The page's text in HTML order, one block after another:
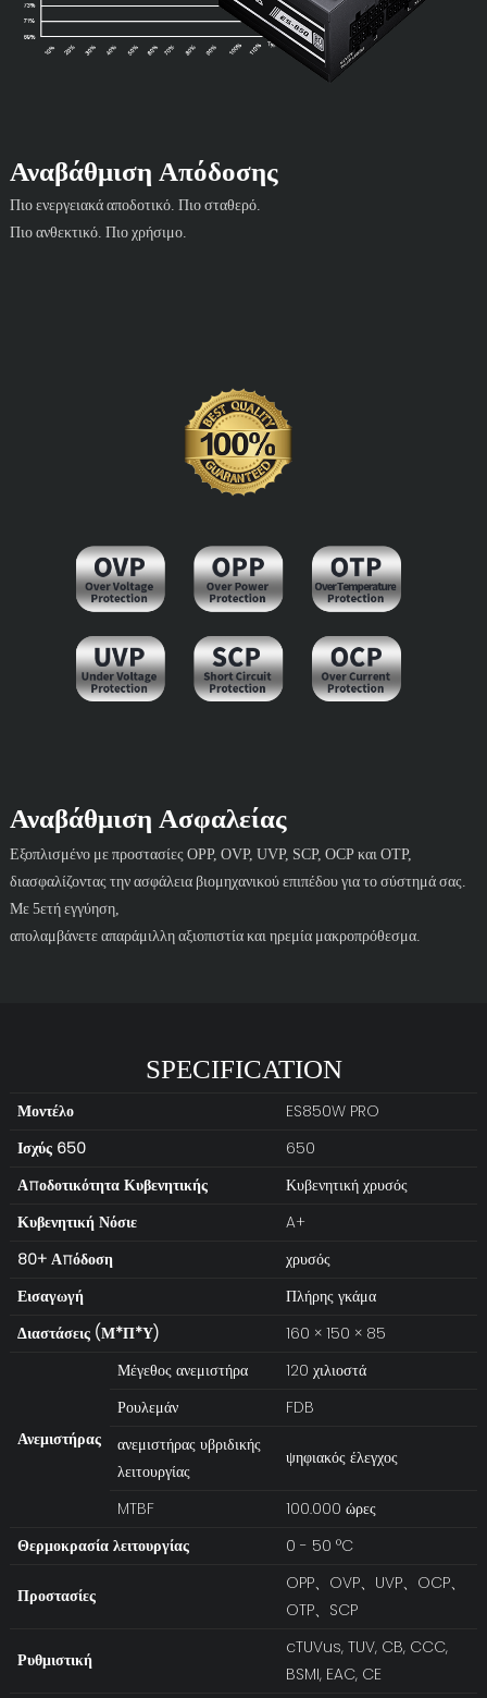
Αναβάθμιση Απόδοσης
Πιο ενεργειακά αποδοτικό. Πιο σταθερό.
Πιο ανθεκτικό. Πιο χρήσιμο.
Αναβάθμιση Ασφαλείας
Εξοπλισμένο με προστασίες OPP, OVP, UVP, SCP, OCP και OTP,
διασφαλίζοντας την ασφάλεια βιομηχανικού επιπέδου για το σύστημά σας.
Με 5ετή εγγύηση,
απολαμβάνετε απαράμιλλη αξιοπιστία και ηρεμία μακροπρόθεσμα.
SPECIFICATION
Μοντέλο
ES850W PRO
Ισχύς 650
650
Αποδοτικότητα Κυβενητικής
Κυβενητική χρυσός
Κυβενητική Νόσιε
A+
80+ Απόδοση
χρυσός
Εισαγωγή
Πλήρης γκάμα
Διαστάσεις (Μ*Π*Υ)
160 × 150 × 85
Ανεμιστήρας
Μέγεθος ανεμιστήρα
120 χιλιοστά
Ρουλεμάν
FDB
ανεμιστήρας υβριδικής
λειτουργίας
ψηφιακός έλεγχος
MTBF
100.000 ώρες
Θερμοκρασία λειτουργίας
0 - 50 °C
Προστασίες
OPP、OVP、UVP、OCP、
OTP、SCP
Ρυθμιστική
cTUVus, TUV, CB, CCC,
BSMI, EAC, CE